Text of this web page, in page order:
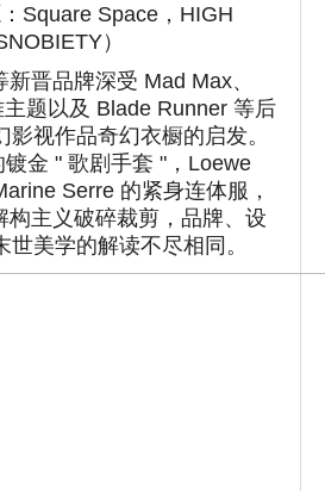
Square Space，HIGH
）
晋品牌深受 Mad Max、
题以及 Blade Runner 等后
视作品奇幻衣橱的启发。
金 " 歌剧手套 "，Loewe
Serre 的紧身连体服，
构主义破碎裁剪，品牌、设
美学的解读不尽相同。